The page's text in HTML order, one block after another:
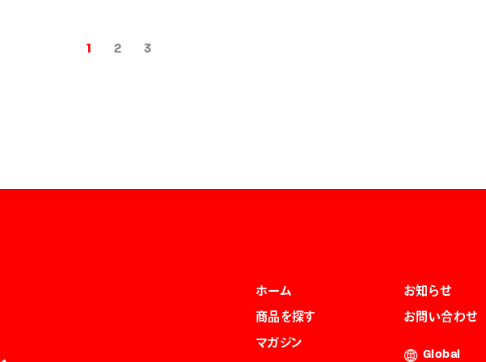
1 2 3
ホーム
商品を探す
マガジン
お知らせ
お問い合わせ
Global